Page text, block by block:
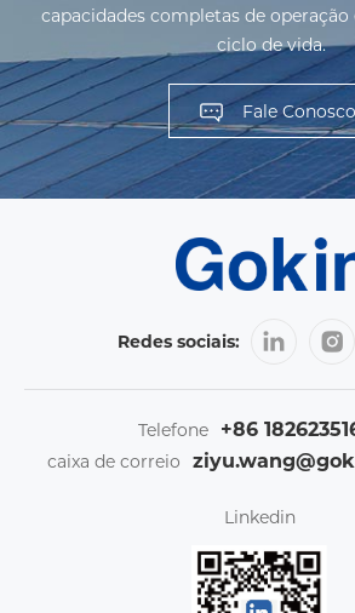
capacidades completas de
ciclo de vida.
Fale Conosco
Redes sociais:
Telefone +86
caixa de correio
Linkedin